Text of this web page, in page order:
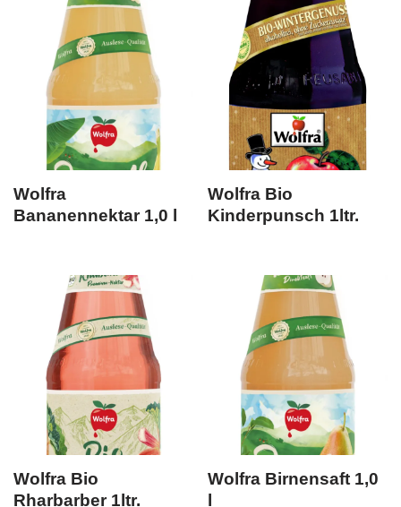
Wolfra
Bananennektar 1,0 l
Wolfra Bio
Kinderpunsch 1ltr.
Wolfra Bio
Rharbarber 1ltr.
Wolfra Birnensaft 1,0